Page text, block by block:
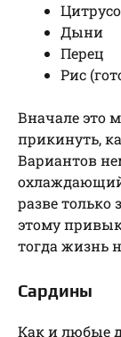
Дыни
Перец
Рис
Вначале это
прикинуть,
Вариантов
разве только
этому
тогда жизнь
Сардины
Как и любые